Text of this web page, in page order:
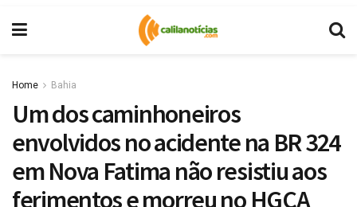
Home Bahia
Um dos caminhoneiros
envolvidos no acidente na BR 324
em Nova Fatima não resistiu aos
ferimentos e morreu no HGCA